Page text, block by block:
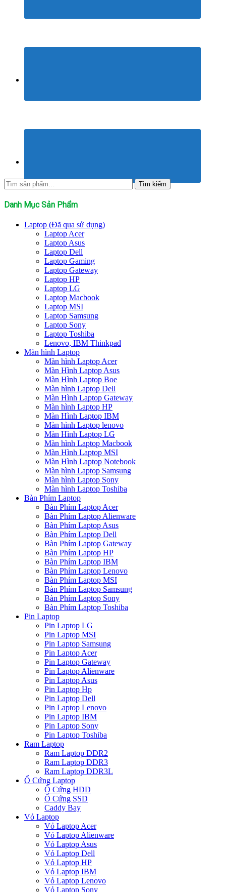
Tìm
kiếm:
Tìm kiếm
Danh Mục Sản Phẩm
Laptop (Đã qua sử dụng)
Laptop Acer
Laptop Asus
Laptop Dell
Laptop Gaming
Laptop Gateway
Laptop HP
Laptop LG
Laptop Macbook
Laptop MSI
Laptop Samsung
Laptop Sony
Laptop Toshiba
Lenovo, IBM Thinkpad
Màn hình Laptop
Màn hình Laptop Acer
Màn Hình Laptop Asus
Màn Hình Laptop Boe
Màn hình Laptop Dell
Màn Hình Laptop Gateway
Màn hình Laptop HP
Màn Hình Laptop IBM
Màn hình Laptop lenovo
Màn Hình Laptop LG
Màn hình Laptop Macbook
Màn Hình Laptop MSI
Màn Hình Laptop Notebook
Màn hình Laptop Samsung
Màn hình Laptop Sony
Màn hình Laptop Toshiba
Bàn Phím Laptop
Bàn Phím Laptop Acer
Bàn Phím Laptop Alienware
Bàn Phím Laptop Asus
Bàn Phím Laptop Dell
Bàn Phím Laptop Gateway
Bàn Phím Laptop HP
Bàn Phím Laptop IBM
Bàn Phím Laptop Lenovo
Bàn Phím Laptop MSI
Bàn Phím Laptop Samsung
Bàn Phím Laptop Sony
Bàn Phím Laptop Toshiba
Pin Laptop
Pin Laptop LG
Pin Laptop MSI
Pin Laptop Samsung
Pin Laptop Acer
Pin Laptop Gateway
Pin Laptop Alienware
Pin Laptop Asus
Pin Laptop Hp
Pin Laptop Dell
Pin Laptop Lenovo
Pin Laptop IBM
Pin Laptop Sony
Pin Laptop Toshiba
Ram Laptop
Ram Laptop DDR2
Ram Laptop DDR3
Ram Laptop DDR3L
Ổ Cứng Laptop
Ổ Cứng HDD
Ổ Cứng SSD
Caddy Bay
Vỏ Laptop
Vỏ Laptop Acer
Vỏ Laptop Alienware
Vỏ Laptop Asus
Vỏ Laptop Dell
Vỏ Laptop HP
Vỏ Laptop IBM
Vỏ Laptop Lenovo
Vỏ Laptop Sony